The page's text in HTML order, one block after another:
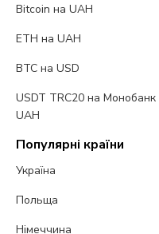
Bitcoin на UAH
ETH на UAH
BTC на USD
USDT TRC20 на Монобанк
UAH
Популярні країни
Україна
Польща
Німеччина